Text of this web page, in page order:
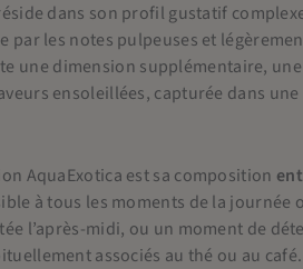
dans son profil gustatif
les notes pulpeuses et
une dimension supplémentaire,
ensoleillées, capturée dans
AquaExotica est sa composition
à tous les moments de la journée
l’après-midi, ou un moment de
associés au thé ou au